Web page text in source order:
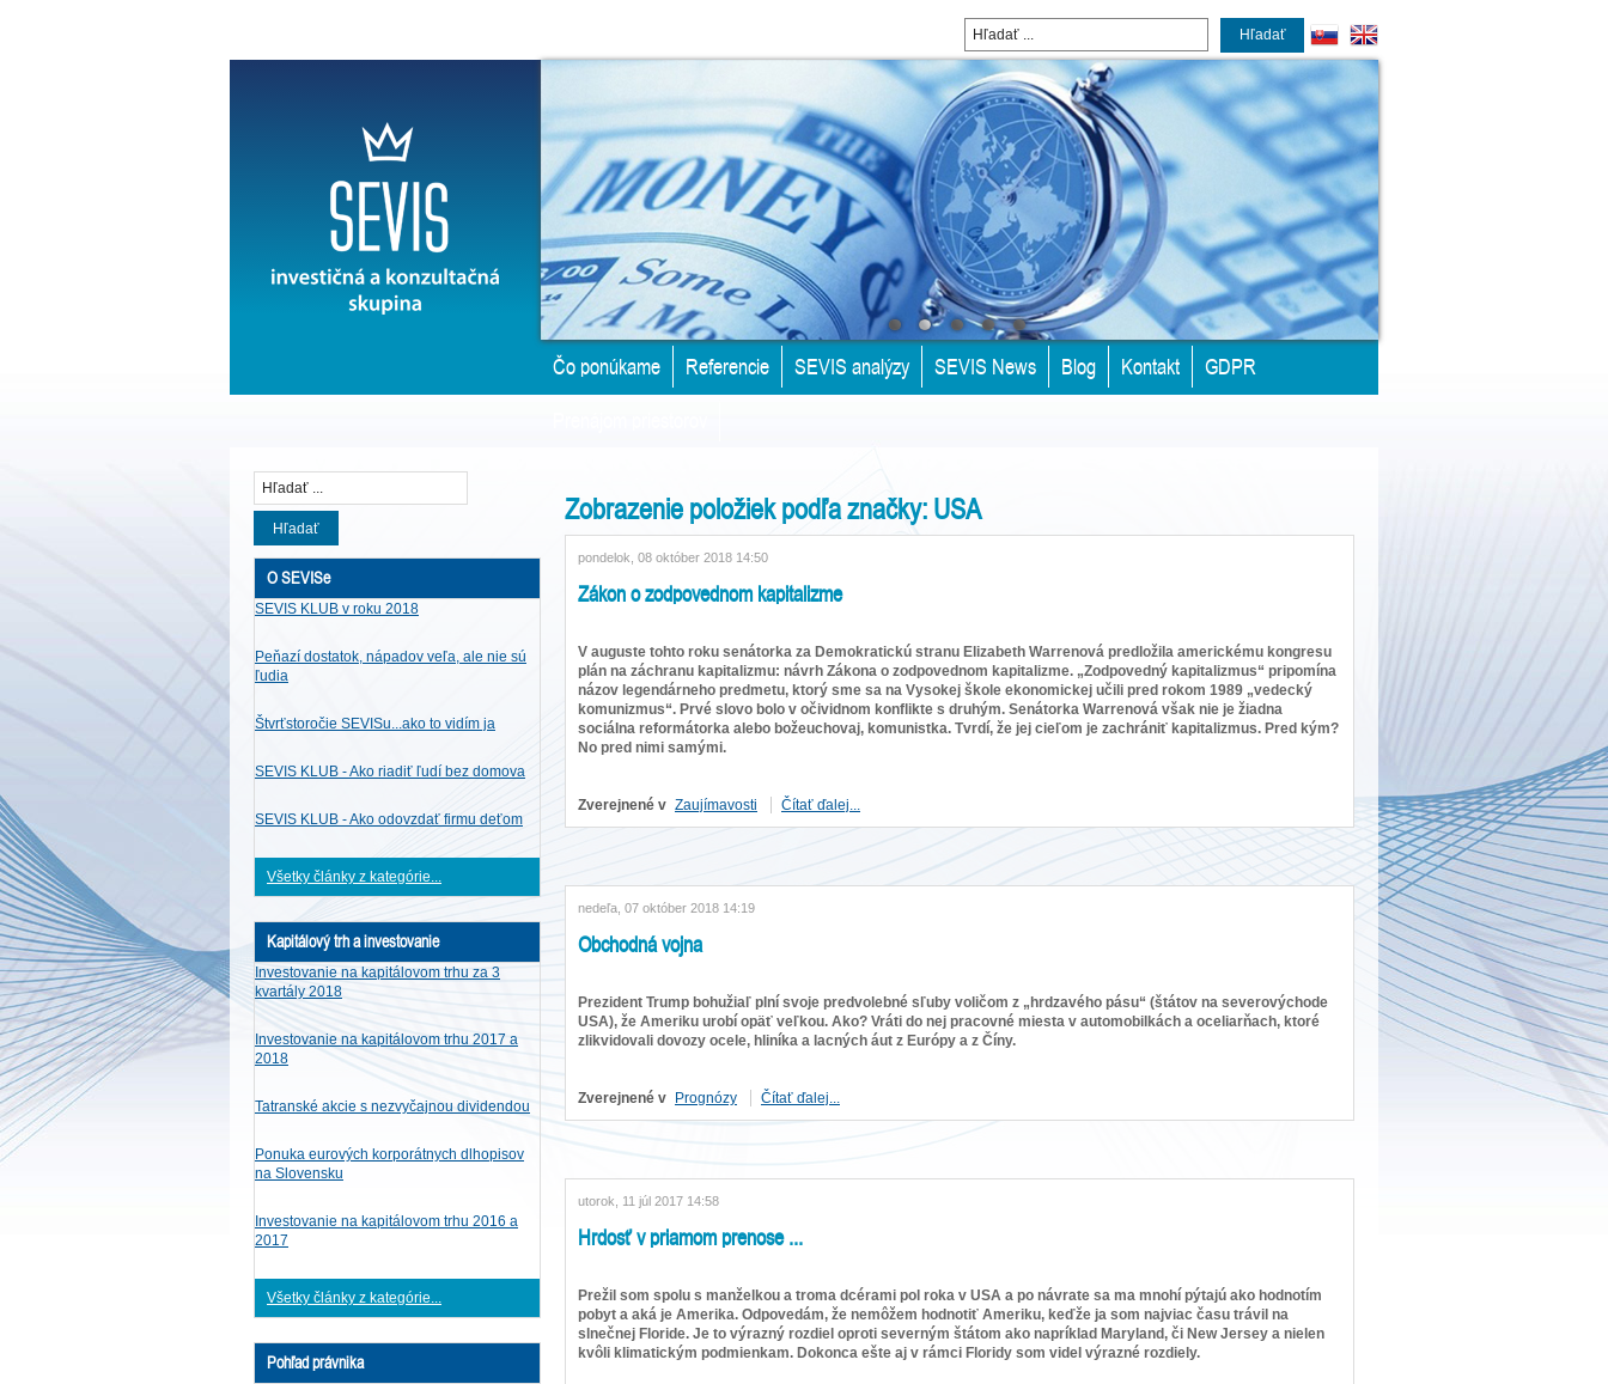
Hľadať
Čo ponúkame Referencie SEVIS analýzy SEVIS News Blog Kontakt
GDPR
Hľadať
O SEVISe
SEVIS KLUB v roku 2018
Peňazí dostatok, nápadov veľa, ale nie sú
ľudia
Štvrťstoročie SEVISu...ako to vidím ja
SEVIS KLUB - Ako riadiť ľudí bez domova
SEVIS KLUB - Ako odovzdať firmu deťom
Všetky články z kategórie...
Kapitálový trh a investovanie
Investovanie na kapitálovom trhu za 3
kvartály 2018
Investovanie na kapitálovom trhu 2017 a
2018
Tatranské akcie s nezvyčajnou dividendou
Ponuka eurových korporátnych dlhopisov
na Slovensku
Investovanie na kapitálovom trhu 2016 a
2017
Všetky články z kategórie...
Pohľad právnika
Zobrazenie položiek podľa značky: USA
pondelok, 08 október 2018 14:50
Zákon o zodpovednom kapitalizme
V auguste tohto roku senátorka za Demokratickú stranu Elizabeth Warrenová predložila americkému kongresu
plán na záchranu kapitalizmu: návrh Zákona o zodpovednom kapitalizme. „Zodpovedný kapitalizmus“ pripomína
názov legendárneho predmetu, ktorý sme sa na Vysokej škole ekonomickej učili pred rokom 1989 „vedecký
komunizmus“. Prvé slovo bolo v očividnom konflikte s druhým. Senátorka Warrenová však nie je žiadna
sociálna reformátorka alebo božeuchovaj, komunistka. Tvrdí, že jej cieľom je zachrániť kapitalizmus. Pred kým?
No pred nimi samými.
Zverejnené v Zaujímavosti Čítať ďalej...
nedeľa, 07 október 2018 14:19
Obchodná vojna
Prezident Trump bohužiaľ plní svoje predvolebné sľuby voličom z „hrdzavého pásu“ (štátov na severovýchode
USA), že Ameriku urobí opäť veľkou. Ako? Vráti do nej pracovné miesta v automobilkách a oceliarňach, ktoré
zlikvidovali dovozy ocele, hliníka a lacných áut z Európy a z Číny.
Zverejnené v Prognózy Čítať ďalej...
utorok, 11 júl 2017 14:58
Hrdosť v priamom prenose ...
Prežil som spolu s manželkou a troma dcérami pol roka v USA a po návrate sa ma mnohí pýtajú ako hodnotím
pobyt a aká je Amerika. Odpovedám, že nemôžem hodnotiť Ameriku, keďže ja som najviac času trávil na
slnečnej Floride. Je to výrazný rozdiel oproti severným štátom ako napríklad Maryland, či New Jersey a nielen
kvôli klimatickým podmienkam. Dokonca ešte aj v rámci Floridy som videl výrazné rozdiely.